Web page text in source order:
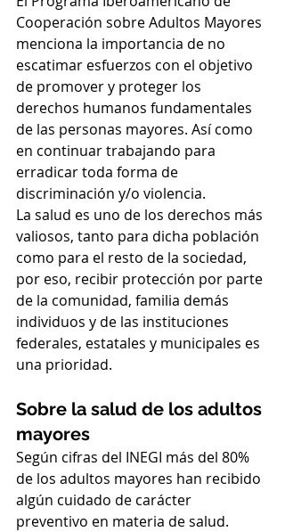
Cooperación sobre Adultos Mayores
menciona la importancia de no
escatimar esfuerzos con el objetivo
de promover y proteger los
derechos humanos fundamentales
de las personas mayores. Así como
en continuar trabajando para
erradicar toda forma de
discriminación y/o violencia.
La salud es uno de los derechos más
valiosos, tanto para dicha población
como para el resto de la sociedad,
por eso, recibir protección por parte
de la comunidad, familia demás
individuos y de las instituciones
federales, estatales y municipales es
una prioridad.
Sobre la salud de los adultos
mayores
Según cifras del INEGI más del 80%
de los adultos mayores han recibido
algún cuidado de carácter
preventivo en materia de salud.